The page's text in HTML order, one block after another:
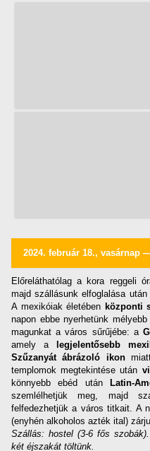
2024. február 18., vasárnap
Előreláthatólag a kora reggeli
majd szállásunk elfoglalása
A mexikóiak életében központi
napon ebbe nyerhetünk
magunkat a város sűrűjébe: a
amely a legjelentősebb
Szűzanyát ábrázoló ikon
templomok megtekintése után
könnyebb ebéd után Latin-
szemlélhetjük meg, majd
felfedezhetjük a város titkait. A
(enyhén alkoholos azték ital)
Szállás: hostel (3-6 fős
két éjszakát töltünk.